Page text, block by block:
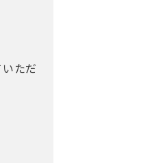
ただ